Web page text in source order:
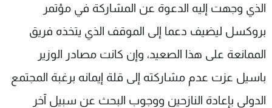
الذي وجهت إليه الدعوة عن المشاركة في مؤتمر
بروكسل ليضيف دعما إلى الموقف الذي يتخذه فريق
الممانعة على هذا الصعيد، وإن كانت مصادر الوزير
باسيل عزت عدم مشاركته إلى قلة إيمانه برغبة المجتمع
الدولي بإعادة النازحين ووجوب البحث عن سبيل آخر